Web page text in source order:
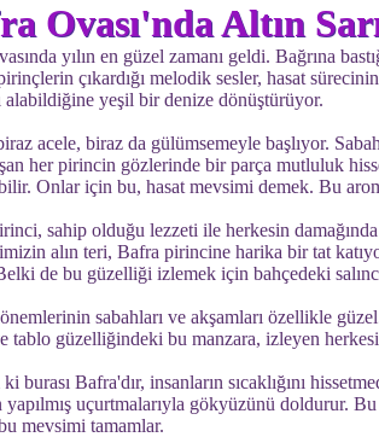
Ovası'nda Altın
yılın en güzel zamanı geldi. Bağrına
çıkardığı melodik sesler, hasat
alabildiğine yeşil bir denize dönüştürüyor.
acele, biraz da gülümsemeyle başlıyor.
her pirincin gözlerinde bir parça mutluluk
Onlar için bu, hasat mevsimi demek. Bu
sahip olduğu lezzeti ile herkesin
alın teri, Bafra pirincine harika bir tat
de bu güzelliği izlemek için bahçedeki
sabahları ve akşamları özellikle
tablo güzelliğindeki bu manzara, izleyen
burası Bafra'dır, insanların sıcaklığını
yapılmış uçurtmalarıyla gökyüzünü doldurur.
mevsimi tamamlar.